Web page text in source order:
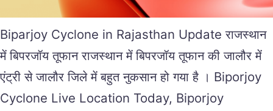
Biparjoy Cyclone in Rajasthan Update राजस्थान
में बिपरजॉय तूफान राजस्थान में बिपरजॉय तूफान की जालौर में
एंट्री से जालौर जिले में बहुत नुकसान हो गया है । Biporjoy
Cyclone Live Location Today, Biporjoy